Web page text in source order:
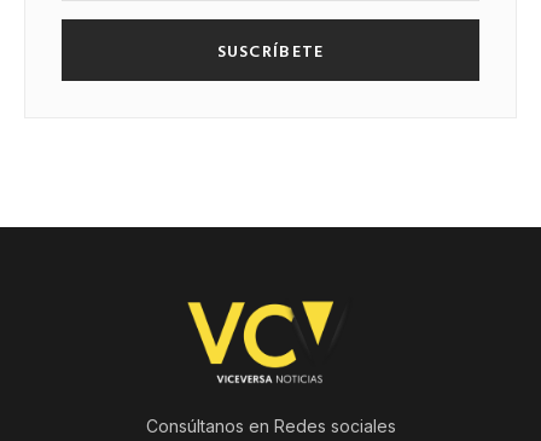
SUSCRÍBETE
Consúltanos en Redes sociales